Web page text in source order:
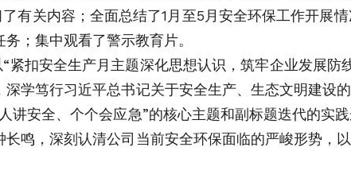
有关内容；全面总结了1月至5月安全环保工作开展
；集中观看了警示教育片。
“紧扣安全生产月主题深化思想认识，筑牢企业发展
深学笃行习近平总书记关于安全生产、生态文明建设
讲安全、个个会应急”的核心主题和副标题迭代的实
长鸣，深刻认清公司当前安全环保面临的严峻形势，